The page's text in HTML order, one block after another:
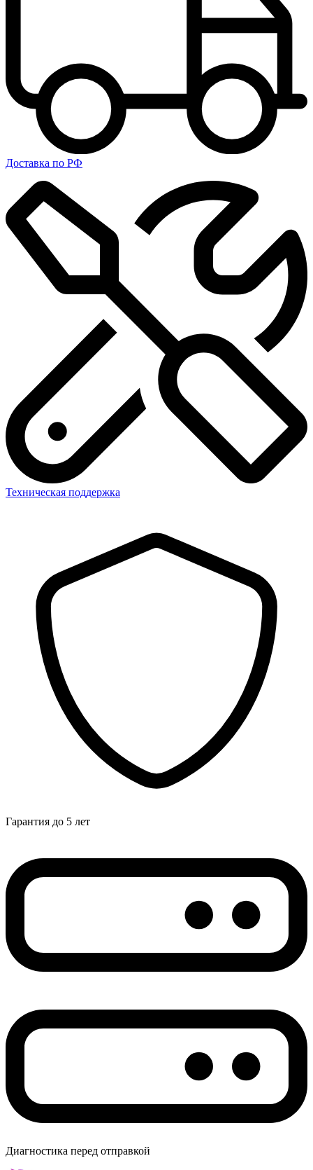
Доставка по РФ
Техническая поддержка
Гарантия до 5 лет
Диагностика перед отправкой